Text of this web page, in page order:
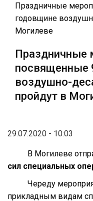
Праздничные
годовщине
Могилеве
Праздничные
посвященные
воздушно-
пройдут в
29.07.2020 - 10:03
В Могилеве
сил специальных
Череду
прикладным видам